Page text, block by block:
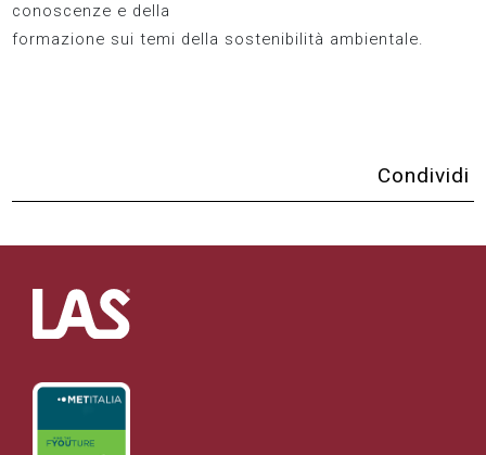
conoscenze e della
formazione sui temi della sostenibilità ambientale.
Condividi